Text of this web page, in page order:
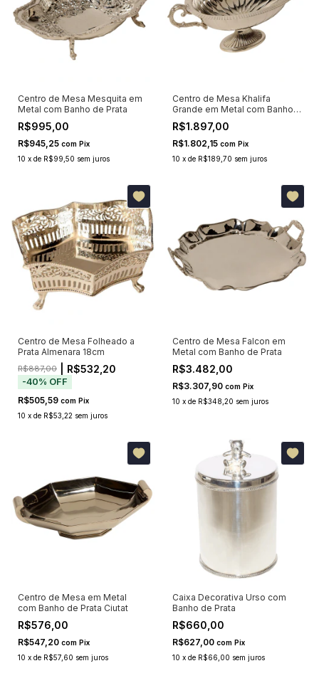
Centro de Mesa Mesquita em
Metal com Banho de Prata
R$995,00
R$945,25 com Pix
10 x de R$99,50 sem juros
Centro de Mesa Khalifa
Grande em Metal com Banho
de Prata
R$1.897,00
R$1.802,15 com Pix
10 x de R$189,70 sem juros
Centro de Mesa Folheado a
Prata Almenara 18cm
R$887,00 | R$532,20
-40% OFF
R$505,59 com Pix
10 x de R$53,22 sem juros
Centro de Mesa Falcon em
Metal com Banho de Prata
R$3.482,00
R$3.307,90 com Pix
10 x de R$348,20 sem juros
Centro de Mesa em Metal
com Banho de Prata Ciutat
R$576,00
R$547,20 com Pix
10 x de R$57,60 sem juros
Caixa Decorativa Urso com
Banho de Prata
R$660,00
R$627,00 com Pix
10 x de R$66,00 sem juros